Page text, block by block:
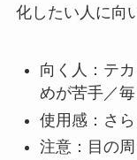
化したい人に向
向く人：テ
めが苦手／
使用感：さら
注意：目の